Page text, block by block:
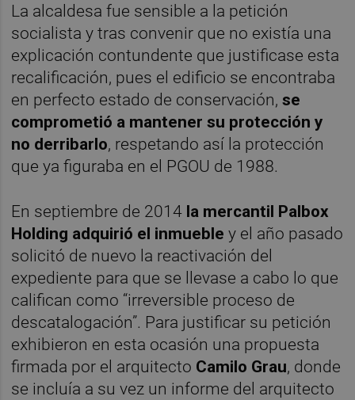
La alcaldesa fue sensible a la petición
socialista y tras convenir que no existía una
explicación contundente que justificase esta
recalificación, pues el edificio se encontraba
en perfecto estado de conservación,se
comprometió a mantener su protección y
no derribarlo, respetando así la protección
que ya figuraba en el PGOU de 1988.
En septiembre de 2014 la mercantil Palbox
Holding adquirió el inmuebley el año pasado
solicitó de nuevo la reactivación del
expediente para que se llevase a cabo lo que
califican como “irreversible proceso de
descatalogación”. Para justificar su petición
exhibieron en esta ocasión una propuesta
firmada por el arquitecto Camilo Grau, donde
se incluía a su vez un informe del arquitecto